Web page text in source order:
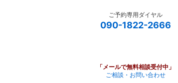
ご予約専用ダイヤル
090-1822-2666
「メールで無料相談受付中」
ご相談・お問い合わせ